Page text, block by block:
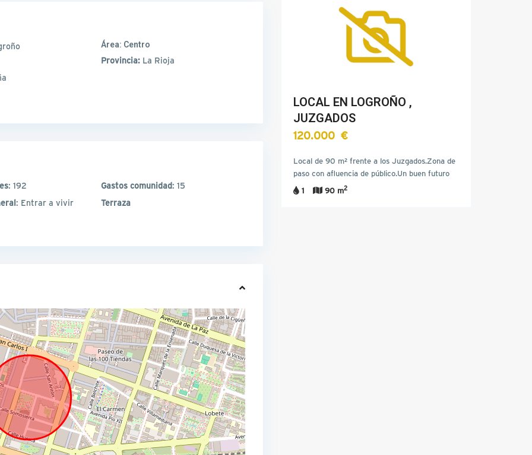
Área: Centro
Provincia: La Rioja
: 192 Gastos comunidad: 15
: Entrar a vivir Terraza
LOCAL EN LOGROÑO ,
JUZGADOS
120.000 €
Local de 90 m² frente a los Juzgados.Zona de
paso con afluencia de público.Un buen futuro
para tu…
1 90 m2